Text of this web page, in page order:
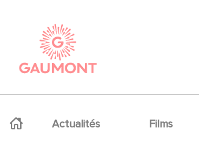
Actualités Films